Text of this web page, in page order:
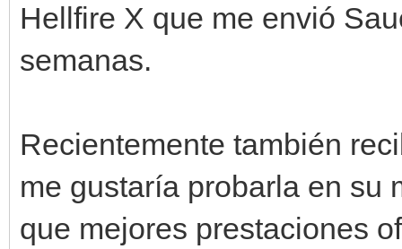
Hellfire X que me envió
semanas.
Recientemente también
me gustaría probarla en su
que mejores prestaciones